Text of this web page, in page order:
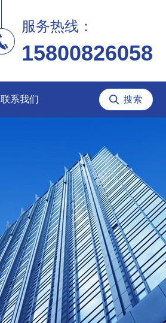
服务热线：
15800826058
联系我们